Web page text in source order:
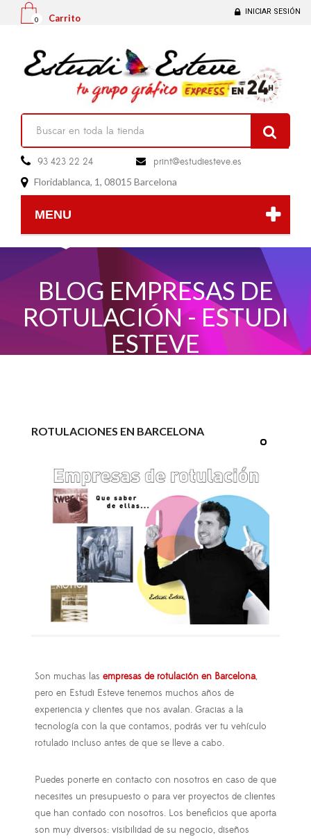
INICIAR SESIÓN
0 Carrito
 93 423 22 24 
print@estudiesteve.es
 Floridablanca, 1, 08015 Barcelona
MENU
BLOG EMPRESAS DE
ROTULACIÓN - ESTUDI
ESTEVE
ROTULACIONES EN BARCELONA
Son muchas las empresas de rotulación en Barcelona,
pero en Estudi Esteve tenemos muchos años de
experiencia y clientes que nos avalan. Gracias a la
tecnología con la que contamos, podrás ver tu vehículo
rotulado incluso antes de que se lleve a cabo.
Puedes ponerte en contacto con nosotros en caso de que
necesites un presupuesto o para ver proyectos de clientes
que han contado con nosotros. Los beneficios que aporta
son muy diversos: visibilidad de su negocio, diseños